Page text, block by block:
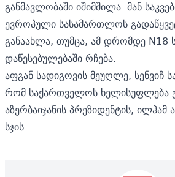
განმავლობაში იშიმშილა. მან
ევროპული სასამართლოს
განაახლა, თუმცა, ამ დრომდე N18
დაწესებულებაში რჩება.
აფგან სადიგოვის მეუღლე, სენვიჩ
რომ საქართველოს ხელისუფლება
აზერბაიჯანის პრეზიდენტის,
სჯის.